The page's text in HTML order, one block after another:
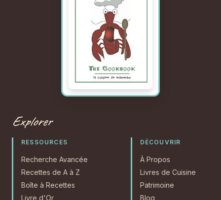
Explorer
RESSOURCES
Recherche Avancée
Recettes de A à Z
Boîte à Recettes
Livre d'Or
DÉCOUVRIR
À Propos
Livres de Cuisine
Patrimoine
Blog